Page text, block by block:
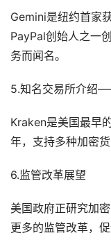
Gemini是纽约首家
PayPal创始人之一
务而闻名。
5.知名交易所介绍
Kraken是美国最早
年，支持多种加密
6.监管改革展望
美国政府正研究加
更多的监管改革，